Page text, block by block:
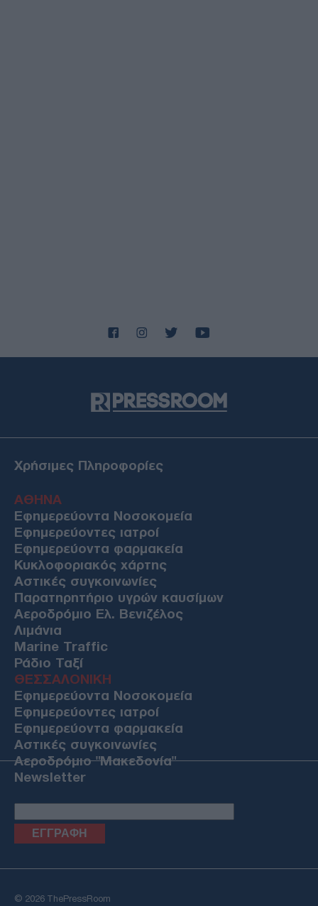
Χρήσιμες Πληροφορίες
ΑΘΗΝΑ
Εφημερεύοντα Νοσοκομεία
Εφημερεύοντες ιατροί
Εφημερεύοντα φαρμακεία
Κυκλοφοριακός χάρτης
Αστικές συγκοινωνίες
Παρατηρητήριο υγρών καυσίμων
Αεροδρόμιο Ελ. Βενιζέλος
Λιμάνια
Marine Traffic
Ράδιο Ταξί
ΘΕΣΣΑΛΟΝΙΚΗ
Εφημερεύοντα Νοσοκομεία
Εφημερεύοντες ιατροί
Εφημερεύοντα φαρμακεία
Αστικές συγκοινωνίες
Αεροδρόμιο "Μακεδονία"
Newsletter
Email
© 2026 ThePressRoom